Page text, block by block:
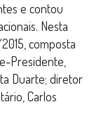
e contou
Nesta
composta
Presidente,
Duarte; diretor
Carlos